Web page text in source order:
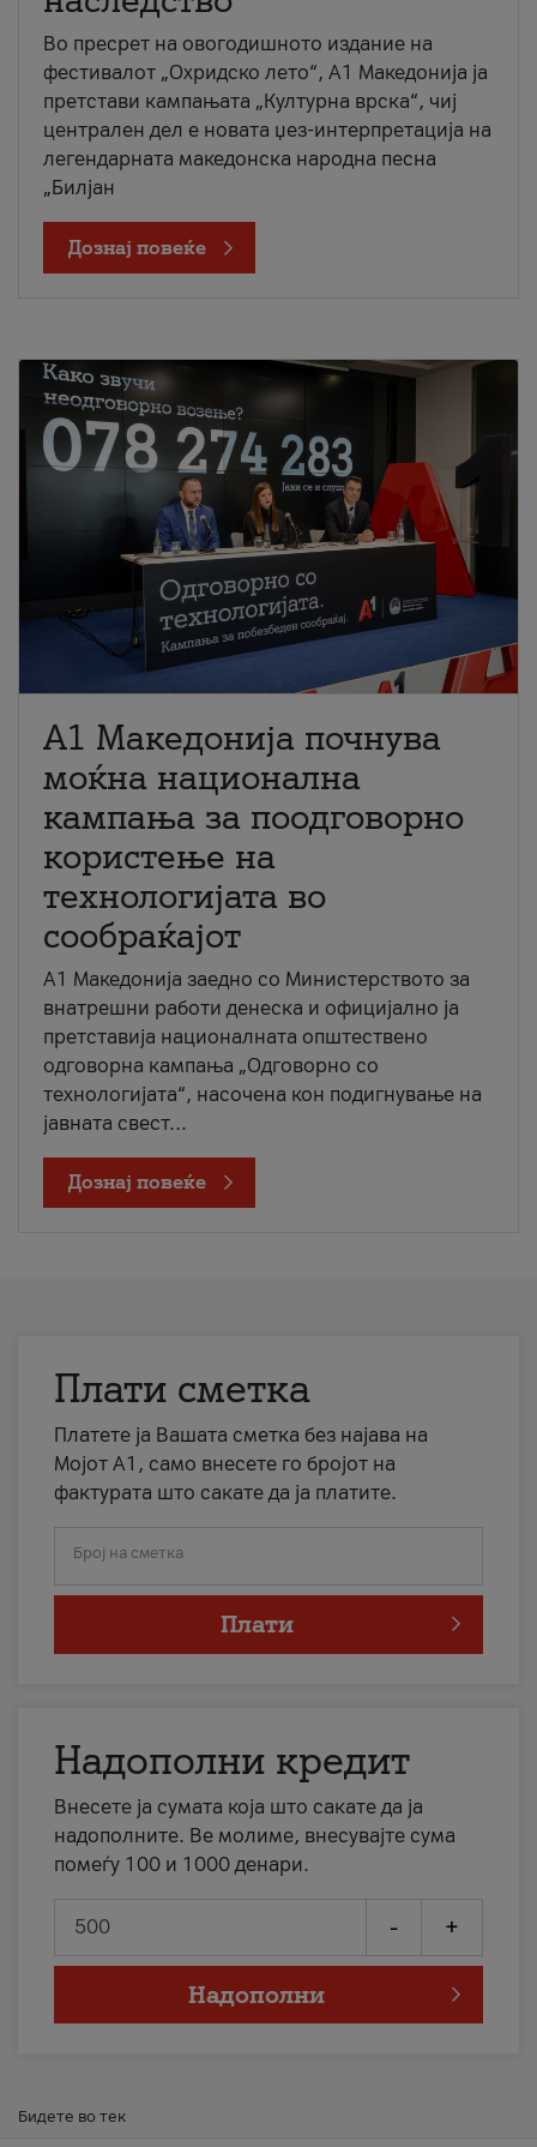
Во пресрет на овогодишното издание на
фестивалот „Охридско лето“, А1 Македонија ја
претстави кампањата „Културна врска“, чиј
централен дел е новата џез-интерпретација на
легендарната македонска народна песна
„Билјан
Дознај повеќе
A1 Македонија почнува
моќна национална
кампања за поодговорно
користење на
технологијата во
сообраќајот
A1 Македонија заедно со Министерството за
внатрешни работи денеска и официјално ја
претставија националната општествено
одговорна кампања „Одговорно со
технологијата“, насочена кон подигнување на
јавната свест...
Дознај повеќе
Плати сметка
Платете ја Вашата сметка без најава на
Мојот А1, само внесете го бројот на
фактурата што сакате да ја платите.
Број на сметка
Плати
Надополни кредит
Внесете ја сумата која што сакате да ја
надополните. Ве молиме, внесувајте сума
помеѓу 100 и 1000 денари.
- +
Надополни
Бидете во тек